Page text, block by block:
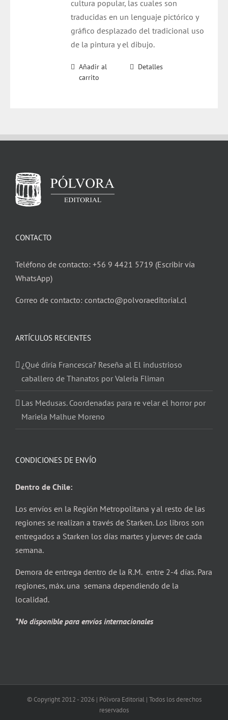
cultura popular, las cuales son
traducidas en un lenguaje pictórico y
gráfico desplazado del tradicional uso
de la pintura y el dibujo.
Añadir al
carrito
Detalles
CONTACTO
Teléfono de contacto: +56 9 4421 5719 (Escribir vía
WhatsApp)
Correo de contacto: contacto@polvoraeditorial.cl
ARTÍCULOS RECIENTES
¿Qué diría Francesca? Reseña al El industrioso
caballero de Thanatos por Valeria Fliman
Las Medusas. Coordenadas para re velar el horror por
Mariela Malhue Moreno
CONDICIONES DE ENVÍO
Dentro de Chile:
Los envíos en la Región Metropolitana y al resto de las
regiones se realizan a través de Starken. Los libros son
entregados a Starken los días martes y jueves de cada
semana.
Demora de entrega dentro de la R.M. entre 2-4 días. Para
regiones, máx. una semana dependiendo de la
localidad.
*No disponible para envíos internacionales
© Copyright 2012 - 2026 | Pólvora Editorial | Todos los derechos
reservados